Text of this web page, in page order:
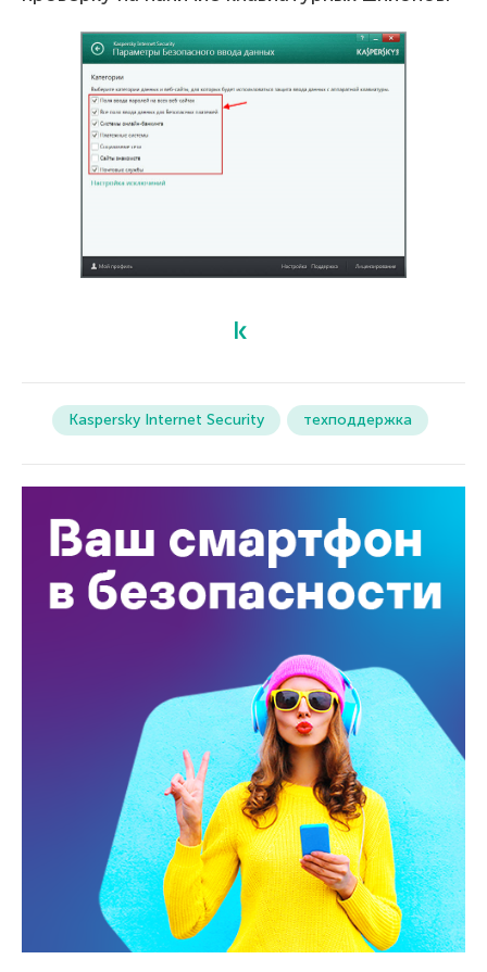
Kaspersky Internet Security техподдержка